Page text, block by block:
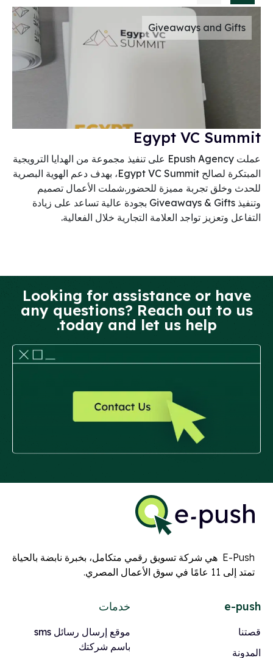
Giveaways and Gifts
Egypt VC Summit
عملت Epush Agency على تنفيذ مجموعة من الهدايا الترويجية
المبتكرة لصالح Egypt VC Summit، بهدف دعم الهوية البصرية
للحدث وخلق تجربة مميزة للحضور.شملت الأعمال تصميم
وتنفيذ Giveaways & Gifts بجودة عالية تساعد على زيادة
التفاعل وتعزيز تواجد العلامة التجارية خلال الفعالية.
Looking for assistance or have
any questions? Reach out to us
today and let us help.
E-Push هي شركة تسويق رقمي متكامل، بخبرة نابضة بالحياة
تمتد إلى 11 عامًا في سوق الأعمال المصري.
e-push
قصتنا
المدونة
خدمات
موقع إرسال رسائل sms
باسم شركتك